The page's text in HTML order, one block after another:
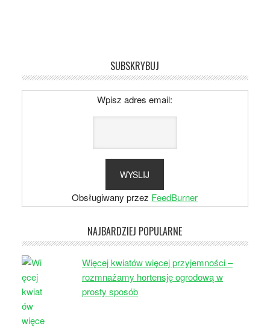
SUBSKRYBUJ
Wpisz adres email:
Obsługiwany przez FeedBurner
NAJBARDZIEJ POPULARNE
Więcej kwiatów więcej przyjemności –
rozmnażamy hortensję ogrodową w
prosty sposób